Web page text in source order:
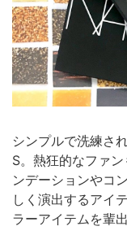
シンプルで洗練さ
S。熱狂的なファ
ンデーションやコ
しく演出するアイ
ラーアイテムを輩